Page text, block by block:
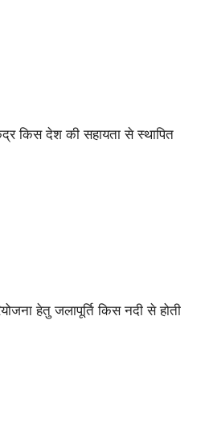
किस देश की सहायता से स्थापित
हेतु जलापूर्ति किस नदी से होती